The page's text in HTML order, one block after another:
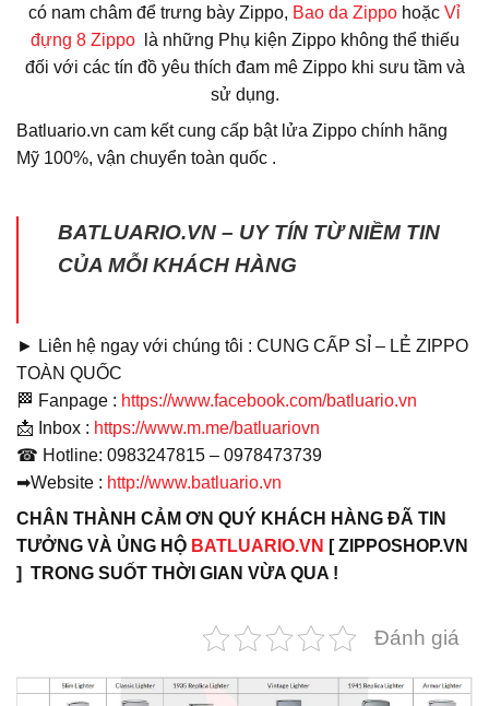
có nam châm để trưng bày Zippo, Bao da Zippo hoặc Vỉ
đựng 8 Zippolà những Phụ kiện Zippo không thể thiếu
đối với các tín đồ yêu thích đam mê Zippo khi sưu tầm và
sử dụng.
Batluario.vn cam kết cung cấp bật lửa Zippo chính hãng
Mỹ 100%, vận chuyển toàn quốc .
BATLUARIO.VN – UY TÍN TỪ NIỀM TIN
CỦA MỖI KHÁCH HÀNG
► Liên hệ ngay với chúng tôi : CUNG CẤP SỈ – LẺ ZIPPO
TOÀN QUỐC
🏁 Fanpage : https://www.facebook.com/batluario.vn
📩 Inbox : https://www.m.me/batluariovn
☎ Hotline: 0983247815 – 0978473739
➡Website : http://www.batluario.vn
CHÂN THÀNH CẢM ƠN QUÝ KHÁCH HÀNG ĐÃ TIN
TƯỞNG VÀ ỦNG HỘ BATLUARIO.VN [ ZIPPOSHOP.VN
] TRONG SUỐT THỜI GIAN VỪA QUA !
Đánh giá